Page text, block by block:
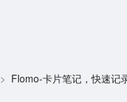
> Flomo-卡片笔记，快速记